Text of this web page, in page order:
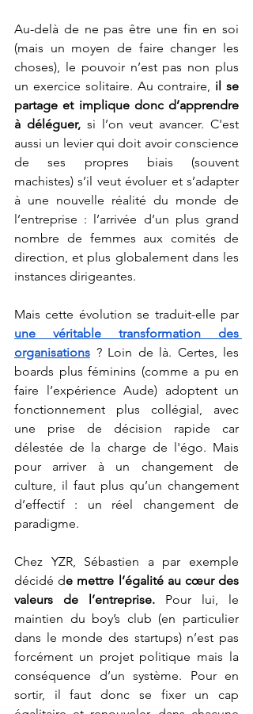
Au-delà de ne pas être une fin en soi
(mais un moyen de faire changer les
choses), le pouvoir n’est pas non plus
un exercice solitaire. Au contraire, il se
partage et implique donc d’apprendre
à déléguer, si l’on veut avancer. C'est
aussi un levier qui doit avoir conscience
de ses propres biais (souvent
machistes) s’il veut évoluer et s’adapter
à une nouvelle réalité du monde de
l’entreprise : l’arrivée d’un plus grand
nombre de femmes aux comités de
direction, et plus globalement dans les
instances dirigeantes.
une véritable transformation des
organisations ? Loin de là. Certes, les
boards plus féminins (comme a pu en
faire l’expérience Aude) adoptent un
fonctionnement plus collégial, avec
une prise de décision rapide car
délestée de la charge de l'égo. Mais
pour arriver à un changement de
culture, il faut plus qu’un changement
d’effectif : un réel changement de
paradigme.
Chez YZR, Sébastien a par exemple
décidé de mettre l’égalité au cœur des
valeurs de l’entreprise. Pour lui, le
maintien du boy’s club (en particulier
dans le monde des startups) n’est pas
forcément un projet politique mais la
conséquence d’un système. Pour en
sortir, il faut donc se fixer un cap